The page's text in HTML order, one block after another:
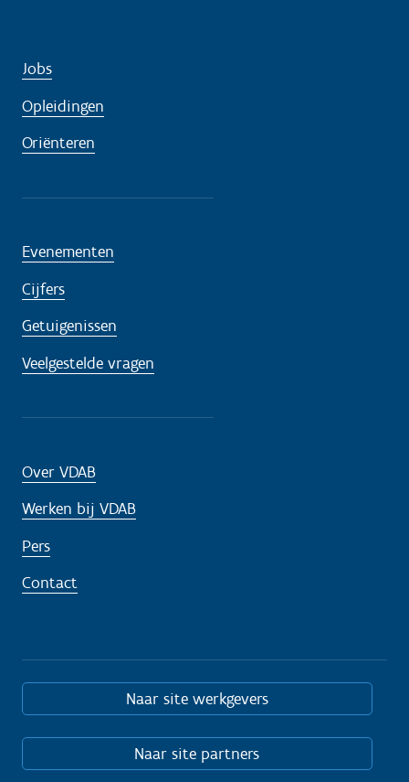
Jobs
Opleidingen
Oriënteren
Evenementen
Cijfers
Getuigenissen
Veelgestelde vragen
Over VDAB
Werken bij VDAB
Pers
Contact
Naar site werkgevers
Naar site partners